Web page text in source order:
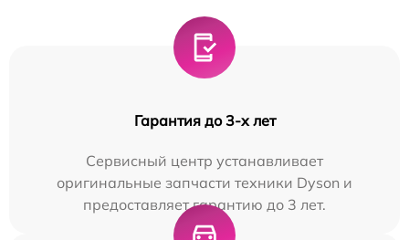
Гарантия до 3-х лет
Сервисный центр устанавливает
оригинальные запчасти техники Dyson и
предоставляет гарантию до 3 лет.